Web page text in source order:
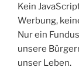
Kein
Werbung,
Nur ein
unsere
unser Leben.